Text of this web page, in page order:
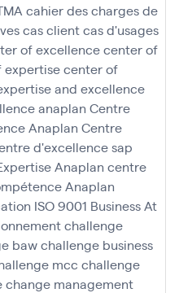
cahier des charges de
cas clientcas d'usages
of excellencecenter of
expertisecenter of
and excellence
anaplan Centre
Anaplan Centre
d'excellence sap
Anaplan centre
Anaplan
ISO 9001 Business At
challenge
bawchallenge business
mcc challenge
change management